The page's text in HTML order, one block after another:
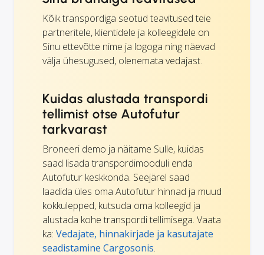
Kõik transpordiga seotud teavitused teie
partneritele, klientidele ja kolleegidele on
Sinu ettevõtte nime ja logoga ning näevad
välja ühesugused, olenemata vedajast.
Kuidas alustada transpordi
tellimist otse Autofutur
tarkvarast
Broneeri demo ja näitame Sulle, kuidas
saad lisada transpordimooduli enda
Autofutur keskkonda. Seejärel saad
laadida üles oma Autofutur hinnad ja muud
kokkulepped, kutsuda oma kolleegid ja
alustada kohe transpordi tellimisega. Vaata
ka: Vedajate, hinnakirjade ja kasutajate
seadistamine Cargosonis.